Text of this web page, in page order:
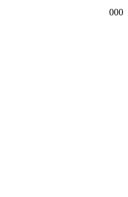
000